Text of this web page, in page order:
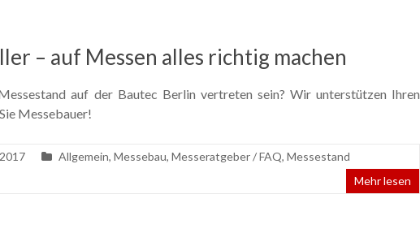
– auf Messen alles richtig machen
auf der Bautec Berlin vertreten sein? Wir unterstützen Ihren
Messebauer!
Allgemein, Messebau, Messeratgeber / FAQ, Messestand
Mehr lesen